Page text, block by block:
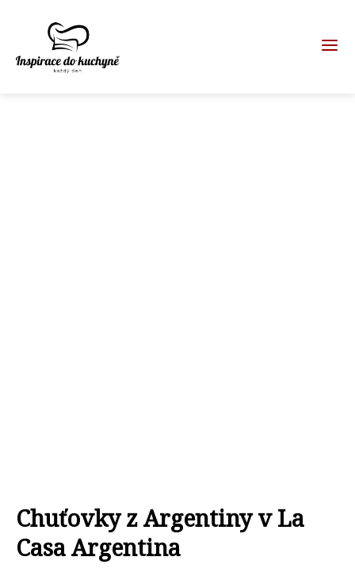
Chuťovky z Argentiny v La
Casa Argentina